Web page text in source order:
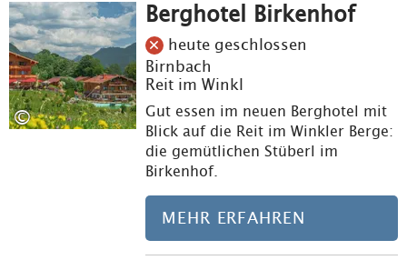
©
Berghotel Birkenhof
heute geschlossen
Birnbach
Reit im Winkl
Gut essen im neuen Berghotel mit
Blick auf die Reit im Winkler Berge:
die gemütlichen Stüberl im
Birkenhof.
MEHR ERFAHREN